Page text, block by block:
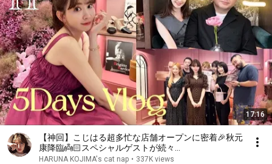
17:16
【神回】こじはる超多忙な店舗オープンに密着🎉秋元
康降臨👼🏻スペシャルゲストが続々
✨【5DAYSVLOG】
HARUNA KOJIMA's cat nap • 337K views